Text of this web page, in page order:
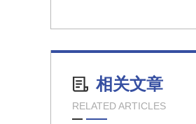
相关文章
RELATED ARTICLES